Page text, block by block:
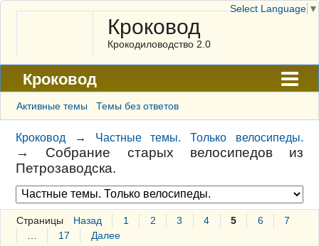
Кроковод
Крокодиловодство 2.0
Кроковод
Форум
Архив
ГАЛЕРЕЯ
Правила
Поиск
Регистрация
Активные темы Темы без ответов
Кроковод → Частные темы. Только велосипеды.
→ Собрание старых велосипедов из
Петрозаводска.
Страницы Назад 1 2 3 4 5 6
7
17
Далее
Select Language ▼